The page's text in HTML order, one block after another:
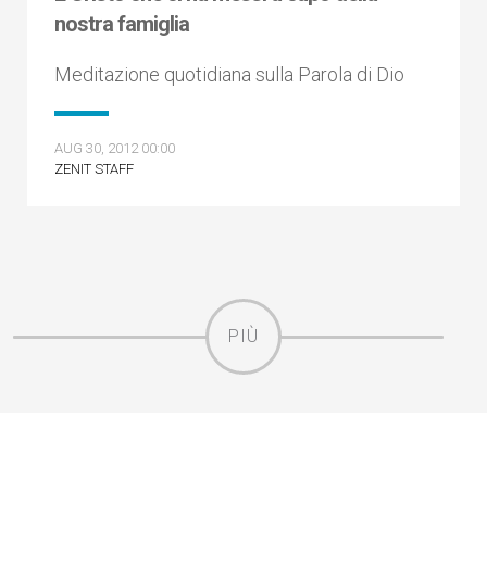
nostra famiglia
Meditazione quotidiana sulla Parola di Dio
AUG 30, 2012 00:00
ZENIT STAFF
PIÙ